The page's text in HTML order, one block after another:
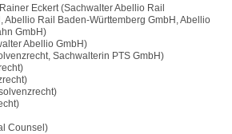
Eckert (Sachwalter Abellio Rail
Abellio Rail Baden-Württemberg GmbH, Abellio
GmbH)
Abellio GmbH)
Sachwalterin PTS GmbH)
Counsel)